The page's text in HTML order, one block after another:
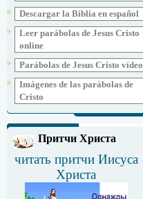
Descargar la Biblia en español
Leer parábolas de Jesus Cristo
online
Parábolas de Jesus Cristo vídeo
Imágenes de las parábolas de
Cristo
Притчи Христа
читать притчи Иисуса
Христа